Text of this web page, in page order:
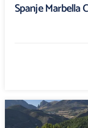
Spanje Marbella